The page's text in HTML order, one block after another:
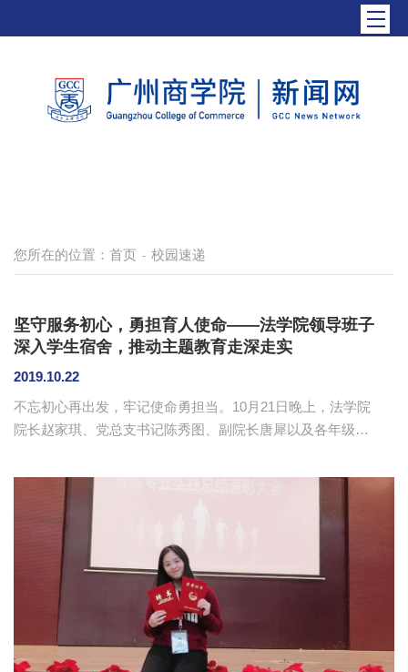
您所在的位置： 首页 - 校园速递
坚守服务初心，勇担育人使命——法学院领导班子
深入学生宿舍，推动主题教育走深走实
2019.10.22
不忘初心再出发，牢记使命勇担当。10月21日晚上，法学院
院长赵家琪、党总支书记陈秀图、副院长唐犀以及各年级辅
同时围绕不同年级学风建设当中存在的问题进行调研，对整
改措施进行思考。法学院全体领导老师认真贯彻落实中央和
省委的部署要求，深入开展主题教育，主动了解不同年级学
生遇到的问题。各年级学生大胆向领导们反映生活和学习上
遇到的问题，2017级陈怡菲同学提出，应该加大力度建设班
级学习氛围，多举办学科知识方面的讲座，让同学们能从课
堂外拓宽知识面。赵家琪表...